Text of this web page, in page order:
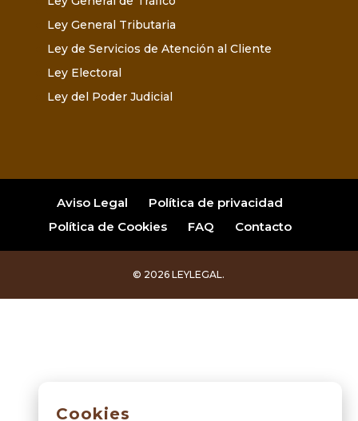
Ley General Tributaria
Ley de Servicios de Atención al Cliente
Ley Electoral
Ley del Poder Judicial
Aviso Legal
Política de privacidad
Política de Cookies
FAQ Contacto
© 2026 LEYLEGAL.
Cookies